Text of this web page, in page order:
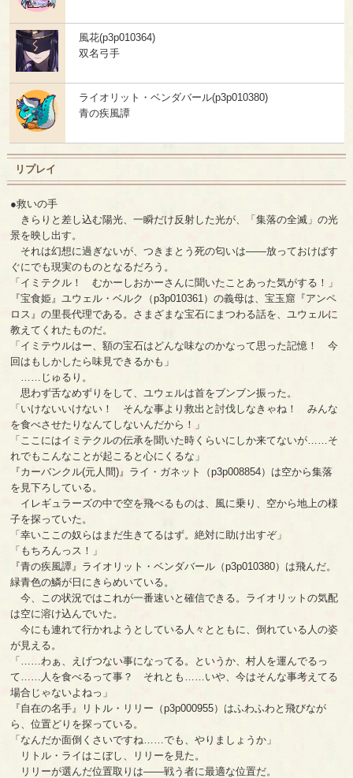
風花(p3p010364)
双名弓手
ライオリット・ベンダバール(p3p010380)
青の疾風譚
リプレイ
●救いの手
きらりと差し込む陽光、一瞬だけ反射した光が、「集落の全滅」の光
景を映し出す。
それは幻想に過ぎないが、つきまとう死の匂いは――放っておけばす
ぐにでも現実のものとなるだろう。
「イミテクル！ むかーしおかーさんに聞いたことあった気がする！」
『宝食姫』ユウェル・ベルク（p3p010361）の義母は、宝玉窟『アンペ
ロス』の里長代理である。さまざまな宝石にまつわる話を、ユウェルに
教えてくれたものだ。
「イミテウルはー、額の宝石はどんな味なのかなって思った記憶！ 今
回はもしかしたら味見できるかも」
……じゅるり。
思わず舌なめずりをして、ユウェルは首をブンブン振った。
「いけないいけない！ そんな事より救出と討伐しなきゃね！ みんな
を食べさせたりなんてしないんだから！」
「ここにはイミテクルの伝承を聞いた時くらいにしか来てないが……そ
れでもこんなことが起こると心にくるな」
『カーバンクル(元人間)』ライ・ガネット（p3p008854）は空から集落
を見下ろしている。
イレギュラーズの中で空を飛べるものは、風に乗り、空から地上の様
子を探っていた。
「幸いここの奴らはまだ生きてるはず。絶対に助け出すぞ」
「もちろんっス！」
『青の疾風譚』ライオリット・ベンダバール（p3p010380）は飛んだ。
緑青色の鱗が日にきらめいている。
今、この状況ではこれが一番速いと確信できる。ライオリットの気配
は空に溶け込んでいた。
今にも連れて行かれようとしている人々とともに、倒れている人の姿
が見える。
「……わぁ、えげつない事になってる。というか、村人を運んでるっ
て……人を食べるって事？ それとも……いや、今はそんな事考えてる
場合じゃないよねっ」
『自在の名手』リトル・リリー（p3p000955）はふわふわと飛びなが
ら、位置どりを探っている。
「なんだか面倒くさいですね……でも、やりましょうか」
リトル・ライはこぼし、リリーを見た。
リリーが選んだ位置取りは――戦う者に最適な位置だ。